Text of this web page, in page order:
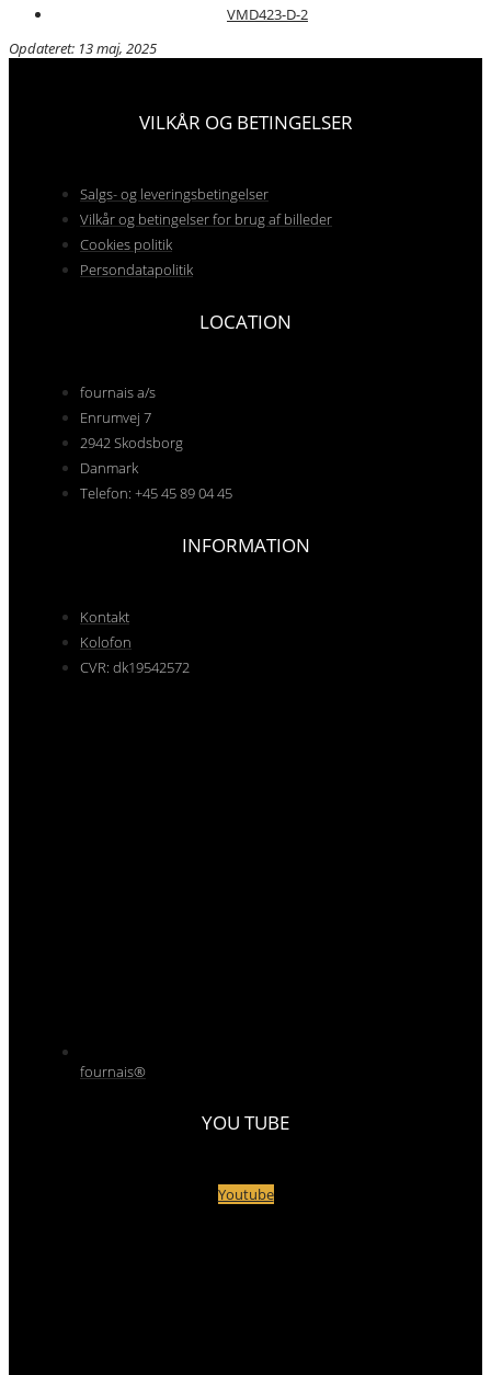
VMD423-D-2
Opdateret: 13 maj, 2025
VILKÅR OG BETINGELSER
Salgs- og leveringsbetingelser
Vilkår og betingelser for brug af billeder
Cookies politik
Persondatapolitik
LOCATION
fournais a/s
Enrumvej 7
2942 Skodsborg
Danmark
Telefon: +45 45 89 04 45
INFORMATION
Kontakt
Kolofon
CVR: dk19542572
fournais®
YOU TUBE
Youtube